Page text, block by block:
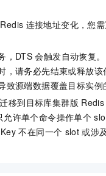
Redis 连接地址变化，您
，DTS 会触发自动恢复
，请务必先结束或释放该
致源端数据覆盖目标实例
迁移到目标库集群版 Redis
允许单个命令操作单个
不在同一个 slot 或涉